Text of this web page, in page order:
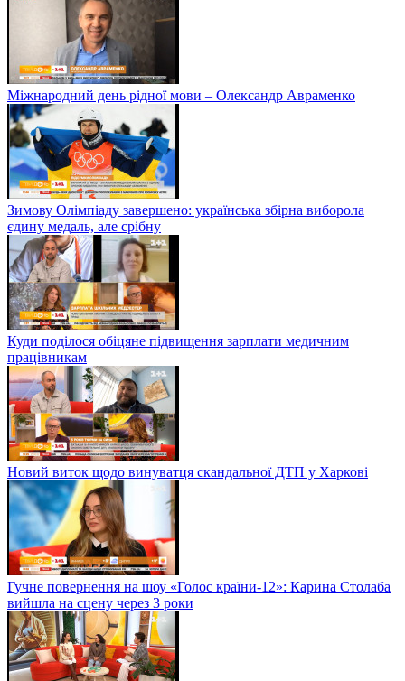
Міжнародний день рідної мови – Олександр Авраменко
Зимову Олімпіаду завершено: українська збірна виборола
єдину медаль, але срібну
Куди поділося обіцяне підвищення зарплати медичним
працівникам
Новий виток щодо винуватця скандальної ДТП у Харкові
Гучне повернення на шоу «Голос країни-12»: Карина Столаба
вийшла на сцену через 3 роки